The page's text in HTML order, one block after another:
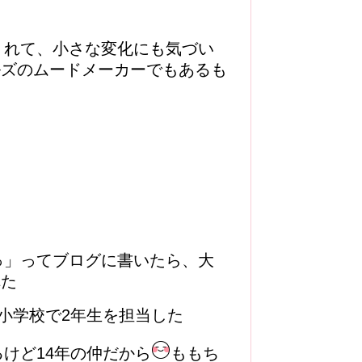
て、小さな変化にも気づい
のムードメーカーでもあるも
ってブログに書いたら、大
学校で2年生を担当した
ど14年の仲だから ももち